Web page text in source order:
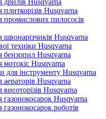
дрилів Husqvarna
Husqvarna
промислових пилососів
швонарізчиків Husqvarna
техніки Husqvarna
бензопил Husqvarna
мотокіс Husqvarna
для інструменту Husqvarna
Husqvarna
Husqvarna
газонокосарок Husqvarna
роботів